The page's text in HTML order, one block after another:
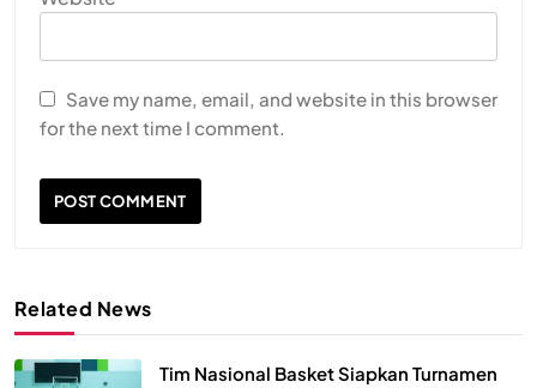
Save my name, email, and website in this browser
for the next time I comment.
Related News
Tim Nasional Basket Siapkan Turnamen